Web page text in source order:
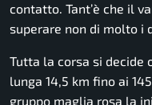
contatto. Tant’è che il
superare non di molto i
Tutta la corsa si decide
lunga 14,5 km fino ai
gruppo maglia rosa la